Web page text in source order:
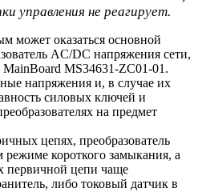
управления не реагирует.
может оказаться основной
AC/DC напряжения сети,
MS34631-ZC01-01.
напряжения и, в случае их
силовых ключей и
на предмет
цепях, преобразователь
режиме короткого замыкания, а
первичной цепи чаще
либо токовый датчик в